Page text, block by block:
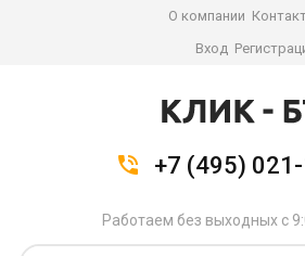
О компании
Вход
+7 (495)
Работаем без выходных с